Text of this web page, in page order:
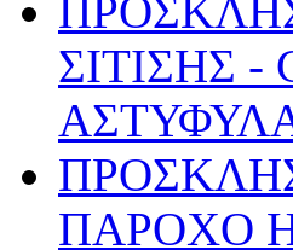
ΣΙΤΙΣΗΣ
ΠΑΡΟΧΟ